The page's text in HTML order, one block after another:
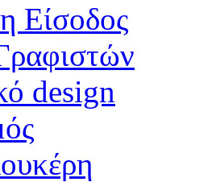
Είσοδος
design